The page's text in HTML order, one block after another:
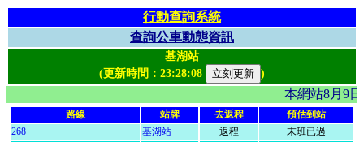
行動查詢系統
查詢公車動態資訊
基湖站
(更新時間： 23:28:08 )
本網站8月9
路線 站牌 去返程
預估到站
268
基湖站 返程
末班已過